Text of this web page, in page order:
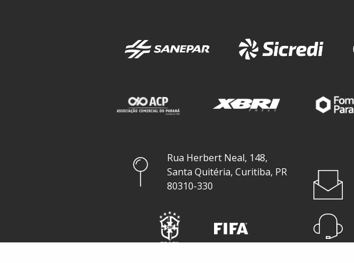
Rua Herbert Neal, 148,
Santa Quitéria, Curitiba, PR
80310-330